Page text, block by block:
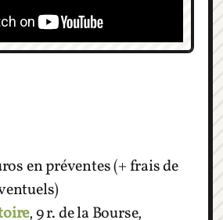
en préventes (+ frais de
, 9 r. de la Bourse,